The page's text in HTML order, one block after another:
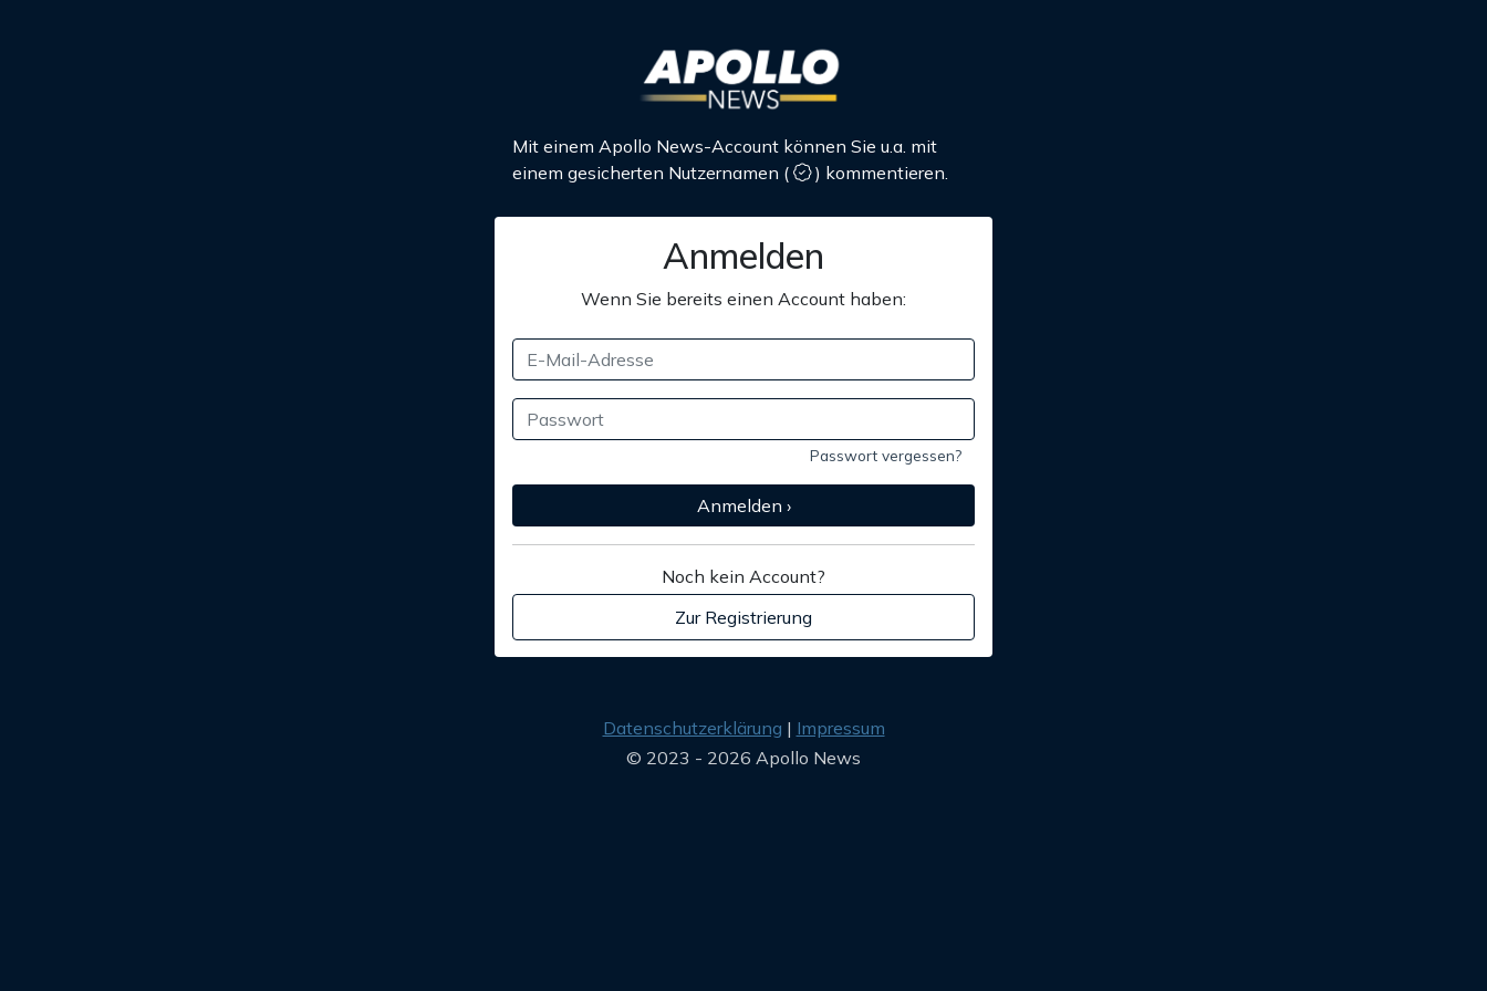
Mit einem Apollo News-Account können Sie u.a. mit
einem gesicherten Nutzernamen ( ) kommentieren.
Anmelden
Wenn Sie bereits einen Account haben:
Passwort vergessen?
Anmelden ›
Noch kein Account?
Zur Registrierung
Datenschutzerklärung
Impressum
© 2023 - 2026 Apollo News